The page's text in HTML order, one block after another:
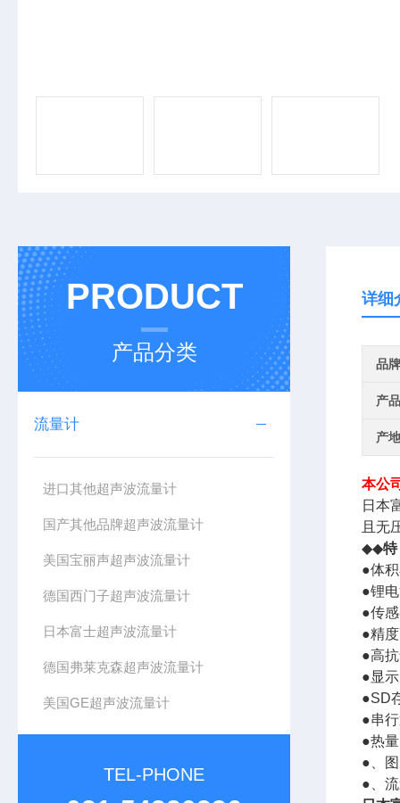
PRODUCT
产品分类
流量计
进口其他超声波流量计
国产其他品牌超声波流量计
美国宝丽声超声波流量计
德国西门子超声波流量计
日本富士超声波流量计
德国弗莱克森超声波流量计
美国GE超声波流量计
TEL-PHONE
详细
品牌
产
产
本公
日本
且无
◆◆特
●体
●锂
●传
●精
●高
●显
●SD
●串
●热
●、
●、